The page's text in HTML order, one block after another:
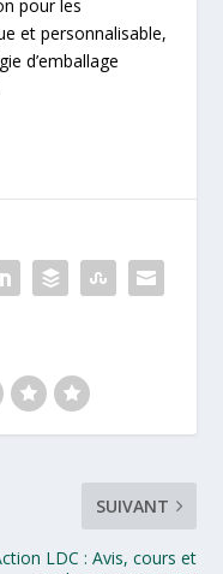
pour les
et personnalisable,
d’emballage
SUIVANT
LDC : Avis, cours et